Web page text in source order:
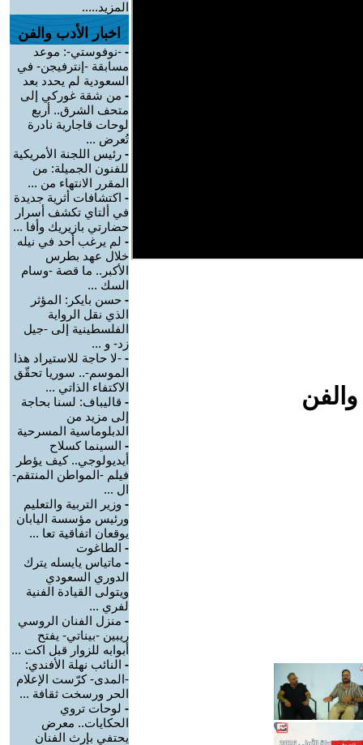
المزيد.....
اخبار الأدب والفن
- -نوفوستي-: موعد
مسابقة -إنترفيجن- في
السعودية لم يحدد بعد
- من شقة غوركي إلى
متحف الشرق.. أربع
لوحات قاجارية نادرة
تُعرض ...
- رئيس اللجنة الأمريكية
للفنون الجميلة: من
المقرر الانتهاء من ...
- اكتشافات أثرية جديدة
في ألتاي تكشف أسرار
حضارتي بازيريك وأفا ...
- لم يرغب أحد في نيله
خلال عهد بطرس
الأكبر.. ما قصة -وسام
السك ...
- حسن بايكر: المؤثر
الذي نقل الرواية
الفلسطينية إلى -جيل
زد- و ...
- -لا حاجة للاستيراد هذا
الموسم-.. سوريا تحقّق
الاكتفاء الذاتي ...
- قاليباف: لسنا بحاجة
إلى مزيد من
الدبلوماسية المسرحية
- السينما كسلاح
أيديولوجي.. كيف يؤطر
فيلم -المواطن المنتقم-
ال ...
- وزير التربية والتعليم
ورئيس مؤسسة اليابان
يوقعان اتفاقية تعا ...
- الطاغوت
- ماتياس يايسله يترك
الدوري السعودي
ويتولى القيادة الفنية
لفري ...
- منزل الفنان الروسي
ريبين -بيناتي- يفتح
أبوابه للزوار قبل اكت ...
- النائب نهلة الأفندي:
-المدى- كرّست الإعلام
الحر ورسخت ثقافة ...
- لوحات تروي
الحكايات.. معرض
يحتفي بإرث الفنان